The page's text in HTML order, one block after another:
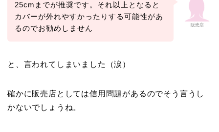
販売店
25cmまでが推奨です。それ以上となると
カバーが外れやすかったりする可能性があ
るのでお勧めしません
と、言われてしまいました（涙）
確かに販売店としては信用問題があるのでそう言うし
かないでしょうね。